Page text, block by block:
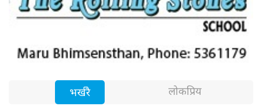
भर्खरै लोकप्रिय